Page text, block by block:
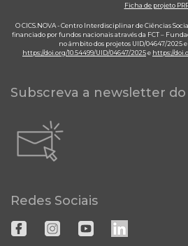
Ficha de projeto
O CICS.NOVA - Centro Interdisciplinar de Ciências
financiado por fundos nacionais através da FCT –
no âmbito dos projetos UID/04647/2025 e
https://doi.org/10.54499/UID/04647/2025e https://
Subscreva a newsletter do
Redes Sociais